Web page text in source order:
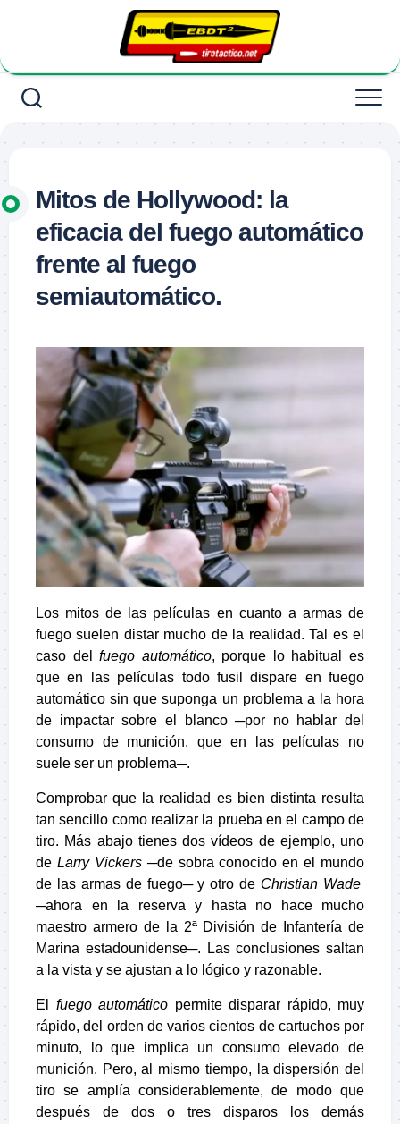
Mitos de Hollywood: la
eficacia del fuego automático
frente al fuego
semiautomático.
Los mitos de las películas en cuanto a armas de
fuego suelen distar mucho de la realidad. Tal es el
caso delfuego automático, porque lo habitual es
que en las películas todo fusil dispare en fuego
automático sin que suponga un problema a la hora
de impactar sobre el blanco ─por no hablar del
consumo de munición, que en las películas no
suele ser un problema─.
Comprobar que la realidad es bien distinta resulta
tan sencillo como realizar la prueba en el campo de
tiro. Más abajo tienes dos vídeos de ejemplo, uno
de Larry Vickers─de sobra conocido en el mundo
de las armas de fuego─ y otro de Christian Wade
─ahora en la reserva y hasta no hace mucho
maestro armero de la 2ª División de Infantería de
Marina estadounidense─. Las conclusiones saltan
a la vista y se ajustan a lo lógico y razonable.
El fuego automático permite disparar rápido, muy
rápido, del orden de varios cientos de cartuchos por
minuto, lo que implica un consumo elevado de
munición. Pero, al mismo tiempo, la dispersión del
tiro se amplía considerablemente, de modo que
después de dos o tres disparos los demás